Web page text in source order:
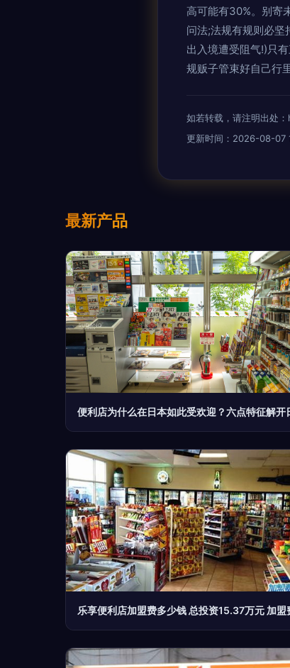
高可能有30%。别寄
问法;法规有规则必
出入境遭受阻气!)只
规贩子管束好自己行
如若转载，请注明出
更新时间：2026-08-07
最新产品